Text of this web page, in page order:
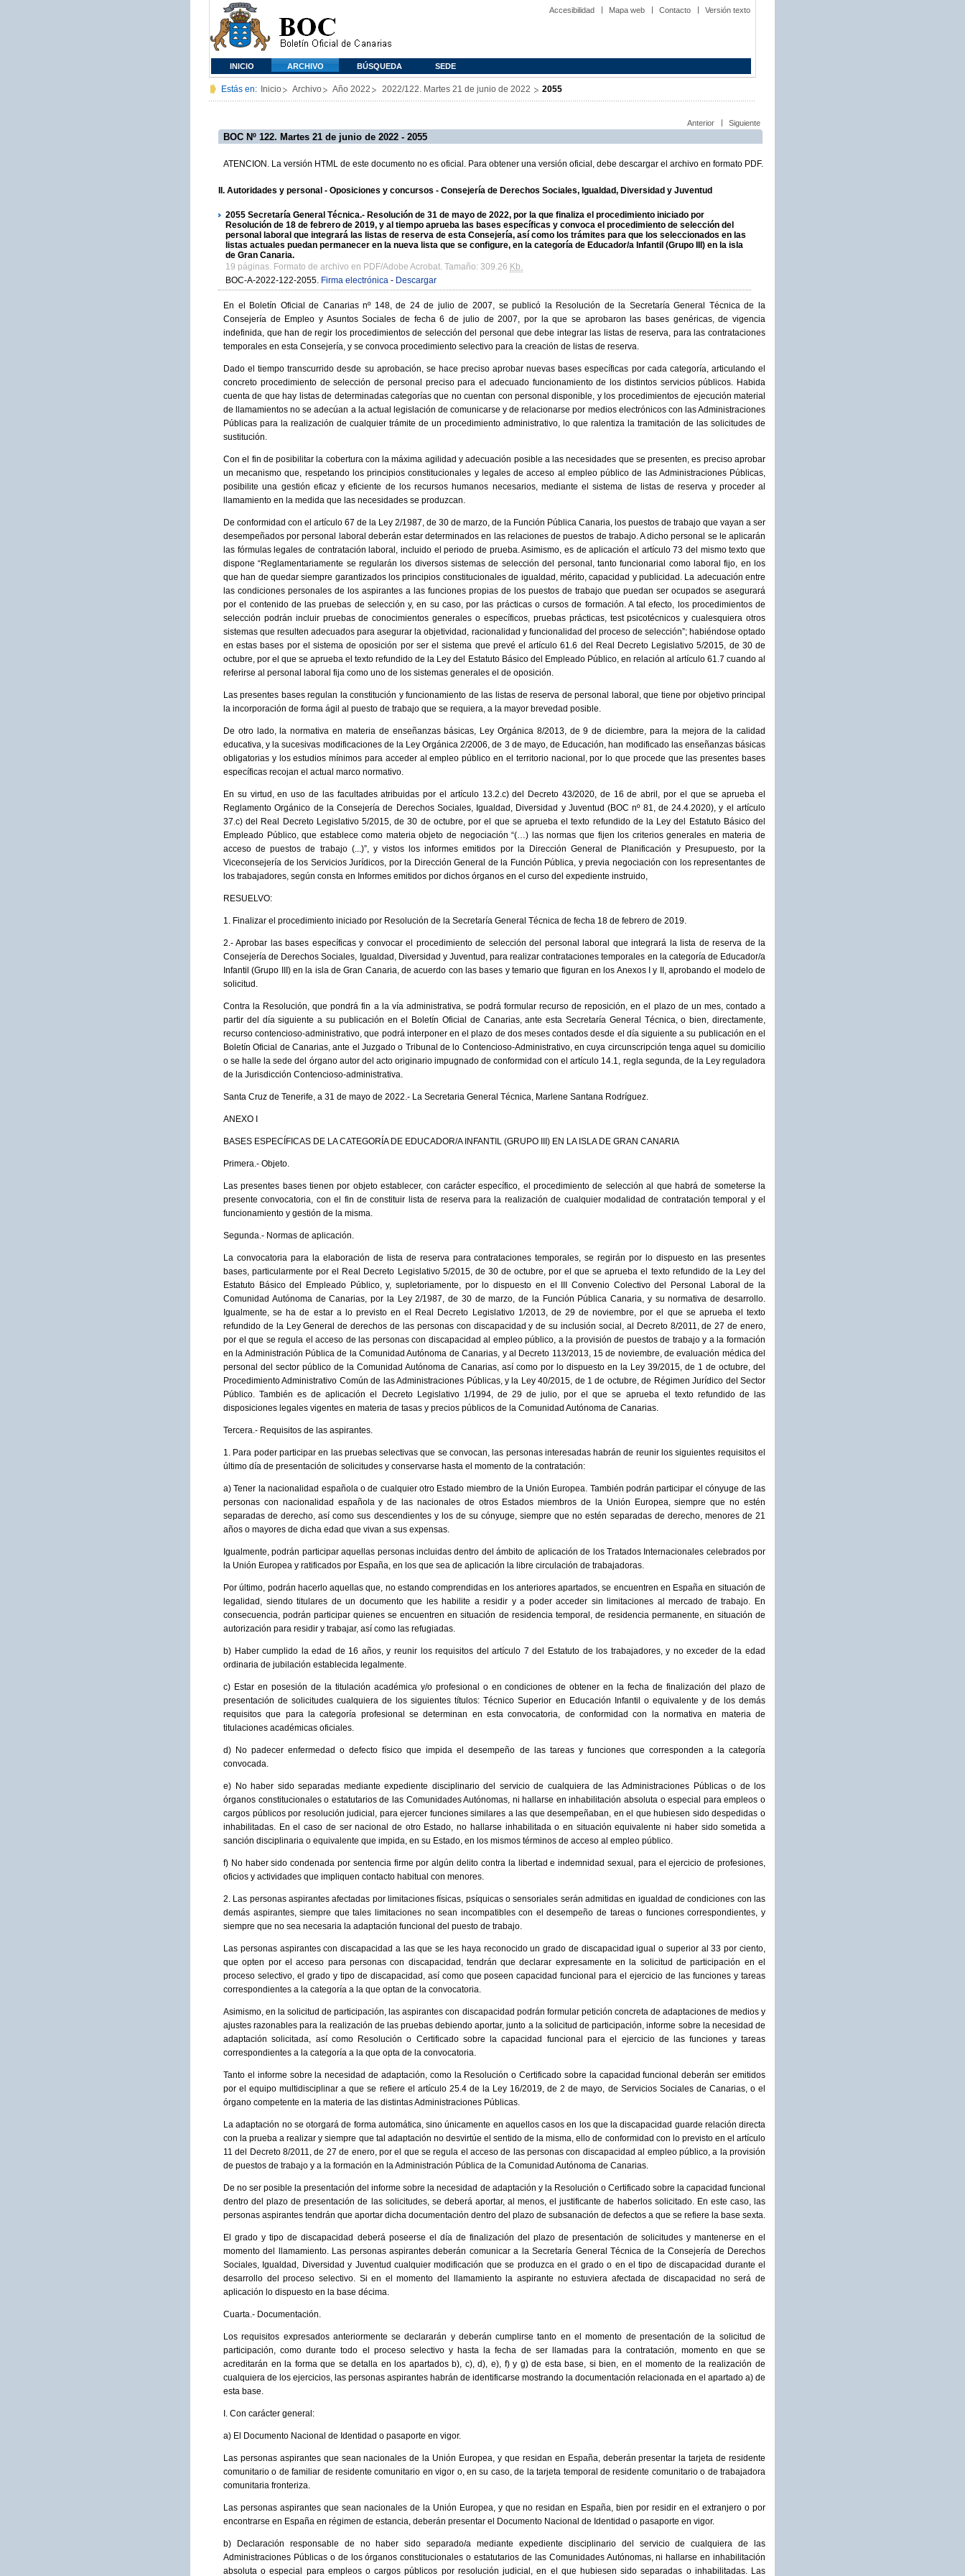
Accesibilidad Mapa web Contacto Versión texto
INICIO ARCHIVO BÚSQUEDA SEDE
Estás en: Inicio Archivo Año 2022 2022/122. Martes 21 de junio de 2022 2055
Anterior Siguiente
BOC Nº 122. Martes 21 de junio de 2022 - 2055
ATENCION. La versión HTML de este documento no es oficial. Para obtener una versión oficial, debe descargar el archivo en formato PDF.
II. Autoridades y personal - Oposiciones y concursos - Consejería de Derechos Sociales, Igualdad, Diversidad y Juventud
2055 Secretaría General Técnica.- Resolución de 31 de mayo de 2022, por la que finaliza el procedimiento iniciado por
Resolución de 18 de febrero de 2019, y al tiempo aprueba las bases específicas y convoca el procedimiento de selección del
personal laboral que integrará las listas de reserva de esta Consejería, así como los trámites para que los seleccionados en las
listas actuales puedan permanecer en la nueva lista que se configure, en la categoría de Educador/a Infantil (Grupo III) en la isla
de Gran Canaria.
19 páginas. Formato de archivo en PDF/Adobe Acrobat. Tamaño: 309.26 Kb.
BOC-A-2022-122-2055. Firma electrónica - Descargar
En el Boletín Oficial de Canarias nº 148, de 24 de julio de 2007, se publicó la Resolución de la Secretaría General Técnica de la
Consejería de Empleo y Asuntos Sociales de fecha 6 de julio de 2007, por la que se aprobaron las bases genéricas, de vigencia
indefinida, que han de regir los procedimientos de selección del personal que debe integrar las listas de reserva, para las contrataciones
temporales en esta Consejería, y se convoca procedimiento selectivo para la creación de listas de reserva.
Dado el tiempo transcurrido desde su aprobación, se hace preciso aprobar nuevas bases específicas por cada categoría, articulando el
concreto procedimiento de selección de personal preciso para el adecuado funcionamiento de los distintos servicios públicos. Habida
cuenta de que hay listas de determinadas categorías que no cuentan con personal disponible, y los procedimientos de ejecución material
de llamamientos no se adecúan a la actual legislación de comunicarse y de relacionarse por medios electrónicos con las Administraciones
Públicas para la realización de cualquier trámite de un procedimiento administrativo, lo que ralentiza la tramitación de las solicitudes de
sustitución.
Con el fin de posibilitar la cobertura con la máxima agilidad y adecuación posible a las necesidades que se presenten, es preciso aprobar
un mecanismo que, respetando los principios constitucionales y legales de acceso al empleo público de las Administraciones Públicas,
posibilite una gestión eficaz y eficiente de los recursos humanos necesarios, mediante el sistema de listas de reserva y proceder al
llamamiento en la medida que las necesidades se produzcan.
De conformidad con el artículo 67 de la Ley 2/1987, de 30 de marzo, de la Función Pública Canaria, los puestos de trabajo que vayan a ser
desempeñados por personal laboral deberán estar determinados en las relaciones de puestos de trabajo. A dicho personal se le aplicarán
las fórmulas legales de contratación laboral, incluido el periodo de prueba. Asimismo, es de aplicación el artículo 73 del mismo texto que
dispone “Reglamentariamente se regularán los diversos sistemas de selección del personal, tanto funcionarial como laboral fijo, en los
que han de quedar siempre garantizados los principios constitucionales de igualdad, mérito, capacidad y publicidad. La adecuación entre
las condiciones personales de los aspirantes a las funciones propias de los puestos de trabajo que puedan ser ocupados se asegurará
por el contenido de las pruebas de selección y, en su caso, por las prácticas o cursos de formación. A tal efecto, los procedimientos de
selección podrán incluir pruebas de conocimientos generales o específicos, pruebas prácticas, test psicotécnicos y cualesquiera otros
sistemas que resulten adecuados para asegurar la objetividad, racionalidad y funcionalidad del proceso de selección”; habiéndose optado
en estas bases por el sistema de oposición por ser el sistema que prevé el artículo 61.6 del Real Decreto Legislativo 5/2015, de 30 de
octubre, por el que se aprueba el texto refundido de la Ley del Estatuto Básico del Empleado Público, en relación al artículo 61.7 cuando al
referirse al personal laboral fija como uno de los sistemas generales el de oposición.
Las presentes bases regulan la constitución y funcionamiento de las listas de reserva de personal laboral, que tiene por objetivo principal
la incorporación de forma ágil al puesto de trabajo que se requiera, a la mayor brevedad posible.
De otro lado, la normativa en materia de enseñanzas básicas, Ley Orgánica 8/2013, de 9 de diciembre, para la mejora de la calidad
educativa, y la sucesivas modificaciones de la Ley Orgánica 2/2006, de 3 de mayo, de Educación, han modificado las enseñanzas básicas
obligatorias y los estudios mínimos para acceder al empleo público en el territorio nacional, por lo que procede que las presentes bases
específicas recojan el actual marco normativo.
En su virtud, en uso de las facultades atribuidas por el artículo 13.2.c) del Decreto 43/2020, de 16 de abril, por el que se aprueba el
Reglamento Orgánico de la Consejería de Derechos Sociales, Igualdad, Diversidad y Juventud (BOC nº 81, de 24.4.2020), y el artículo
37.c) del Real Decreto Legislativo 5/2015, de 30 de octubre, por el que se aprueba el texto refundido de la Ley del Estatuto Básico del
Empleado Público, que establece como materia objeto de negociación “(…) las normas que fijen los criterios generales en materia de
acceso de puestos de trabajo (...)”, y vistos los informes emitidos por la Dirección General de Planificación y Presupuesto, por la
Viceconsejería de los Servicios Jurídicos, por la Dirección General de la Función Pública, y previa negociación con los representantes de
los trabajadores, según consta en Informes emitidos por dichos órganos en el curso del expediente instruido,
RESUELVO:
1. Finalizar el procedimiento iniciado por Resolución de la Secretaría General Técnica de fecha 18 de febrero de 2019.
2.- Aprobar las bases específicas y convocar el procedimiento de selección del personal laboral que integrará la lista de reserva de la
Consejería de Derechos Sociales, Igualdad, Diversidad y Juventud, para realizar contrataciones temporales en la categoría de Educador/a
Infantil (Grupo III) en la isla de Gran Canaria, de acuerdo con las bases y temario que figuran en los Anexos I y II, aprobando el modelo de
solicitud.
Contra la Resolución, que pondrá fin a la vía administrativa, se podrá formular recurso de reposición, en el plazo de un mes, contado a
partir del día siguiente a su publicación en el Boletín Oficial de Canarias, ante esta Secretaría General Técnica, o bien, directamente,
recurso contencioso-administrativo, que podrá interponer en el plazo de dos meses contados desde el día siguiente a su publicación en el
Boletín Oficial de Canarias, ante el Juzgado o Tribunal de lo Contencioso-Administrativo, en cuya circunscripción tenga aquel su domicilio
o se halle la sede del órgano autor del acto originario impugnado de conformidad con el artículo 14.1, regla segunda, de la Ley reguladora
de la Jurisdicción Contencioso-administrativa.
Santa Cruz de Tenerife, a 31 de mayo de 2022.- La Secretaria General Técnica, Marlene Santana Rodríguez.
ANEXO I
BASES ESPECÍFICAS DE LA CATEGORÍA DE EDUCADOR/A INFANTIL (GRUPO III) EN LA ISLA DE GRAN CANARIA
Primera.- Objeto.
Las presentes bases tienen por objeto establecer, con carácter específico, el procedimiento de selección al que habrá de someterse la
presente convocatoria, con el fin de constituir lista de reserva para la realización de cualquier modalidad de contratación temporal y el
funcionamiento y gestión de la misma.
Segunda.- Normas de aplicación.
La convocatoria para la elaboración de lista de reserva para contrataciones temporales, se regirán por lo dispuesto en las presentes
bases, particularmente por el Real Decreto Legislativo 5/2015, de 30 de octubre, por el que se aprueba el texto refundido de la Ley del
Estatuto Básico del Empleado Público, y, supletoriamente, por lo dispuesto en el III Convenio Colectivo del Personal Laboral de la
Comunidad Autónoma de Canarias, por la Ley 2/1987, de 30 de marzo, de la Función Pública Canaria, y su normativa de desarrollo.
Igualmente, se ha de estar a lo previsto en el Real Decreto Legislativo 1/2013, de 29 de noviembre, por el que se aprueba el texto
refundido de la Ley General de derechos de las personas con discapacidad y de su inclusión social, al Decreto 8/2011, de 27 de enero,
por el que se regula el acceso de las personas con discapacidad al empleo público, a la provisión de puestos de trabajo y a la formación
en la Administración Pública de la Comunidad Autónoma de Canarias, y al Decreto 113/2013, 15 de noviembre, de evaluación médica del
personal del sector público de la Comunidad Autónoma de Canarias, así como por lo dispuesto en la Ley 39/2015, de 1 de octubre, del
Procedimiento Administrativo Común de las Administraciones Públicas, y la Ley 40/2015, de 1 de octubre, de Régimen Jurídico del Sector
Público. También es de aplicación el Decreto Legislativo 1/1994, de 29 de julio, por el que se aprueba el texto refundido de las
disposiciones legales vigentes en materia de tasas y precios públicos de la Comunidad Autónoma de Canarias.
Tercera.- Requisitos de las aspirantes.
1. Para poder participar en las pruebas selectivas que se convocan, las personas interesadas habrán de reunir los siguientes requisitos el
último día de presentación de solicitudes y conservarse hasta el momento de la contratación:
a) Tener la nacionalidad española o de cualquier otro Estado miembro de la Unión Europea. También podrán participar el cónyuge de las
personas con nacionalidad española y de las nacionales de otros Estados miembros de la Unión Europea, siempre que no estén
separadas de derecho, así como sus descendientes y los de su cónyuge, siempre que no estén separadas de derecho, menores de 21
años o mayores de dicha edad que vivan a sus expensas.
Igualmente, podrán participar aquellas personas incluidas dentro del ámbito de aplicación de los Tratados Internacionales celebrados por
la Unión Europea y ratificados por España, en los que sea de aplicación la libre circulación de trabajadoras.
Por último, podrán hacerlo aquellas que, no estando comprendidas en los anteriores apartados, se encuentren en España en situación de
legalidad, siendo titulares de un documento que les habilite a residir y a poder acceder sin limitaciones al mercado de trabajo. En
consecuencia, podrán participar quienes se encuentren en situación de residencia temporal, de residencia permanente, en situación de
autorización para residir y trabajar, así como las refugiadas.
b) Haber cumplido la edad de 16 años, y reunir los requisitos del artículo 7 del Estatuto de los trabajadores, y no exceder de la edad
ordinaria de jubilación establecida legalmente.
c) Estar en posesión de la titulación académica y/o profesional o en condiciones de obtener en la fecha de finalización del plazo de
presentación de solicitudes cualquiera de los siguientes títulos: Técnico Superior en Educación Infantil o equivalente y de los demás
requisitos que para la categoría profesional se determinan en esta convocatoria, de conformidad con la normativa en materia de
titulaciones académicas oficiales.
d) No padecer enfermedad o defecto físico que impida el desempeño de las tareas y funciones que corresponden a la categoría
convocada.
e) No haber sido separadas mediante expediente disciplinario del servicio de cualquiera de las Administraciones Públicas o de los
órganos constitucionales o estatutarios de las Comunidades Autónomas, ni hallarse en inhabilitación absoluta o especial para empleos o
cargos públicos por resolución judicial, para ejercer funciones similares a las que desempeñaban, en el que hubiesen sido despedidas o
inhabilitadas. En el caso de ser nacional de otro Estado, no hallarse inhabilitada o en situación equivalente ni haber sido sometida a
sanción disciplinaria o equivalente que impida, en su Estado, en los mismos términos de acceso al empleo público.
f) No haber sido condenada por sentencia firme por algún delito contra la libertad e indemnidad sexual, para el ejercicio de profesiones,
oficios y actividades que impliquen contacto habitual con menores.
2. Las personas aspirantes afectadas por limitaciones físicas, psíquicas o sensoriales serán admitidas en igualdad de condiciones con las
demás aspirantes, siempre que tales limitaciones no sean incompatibles con el desempeño de tareas o funciones correspondientes, y
siempre que no sea necesaria la adaptación funcional del puesto de trabajo.
Las personas aspirantes con discapacidad a las que se les haya reconocido un grado de discapacidad igual o superior al 33 por ciento,
que opten por el acceso para personas con discapacidad, tendrán que declarar expresamente en la solicitud de participación en el
proceso selectivo, el grado y tipo de discapacidad, así como que poseen capacidad funcional para el ejercicio de las funciones y tareas
correspondientes a la categoría a la que optan de la convocatoria.
Asimismo, en la solicitud de participación, las aspirantes con discapacidad podrán formular petición concreta de adaptaciones de medios y
ajustes razonables para la realización de las pruebas debiendo aportar, junto a la solicitud de participación, informe sobre la necesidad de
adaptación solicitada, así como Resolución o Certificado sobre la capacidad funcional para el ejercicio de las funciones y tareas
correspondientes a la categoría a la que opta de la convocatoria.
Tanto el informe sobre la necesidad de adaptación, como la Resolución o Certificado sobre la capacidad funcional deberán ser emitidos
por el equipo multidisciplinar a que se refiere el artículo 25.4 de la Ley 16/2019, de 2 de mayo, de Servicios Sociales de Canarias, o el
órgano competente en la materia de las distintas Administraciones Públicas.
La adaptación no se otorgará de forma automática, sino únicamente en aquellos casos en los que la discapacidad guarde relación directa
con la prueba a realizar y siempre que tal adaptación no desvirtúe el sentido de la misma, ello de conformidad con lo previsto en el artículo
11 del Decreto 8/2011, de 27 de enero, por el que se regula el acceso de las personas con discapacidad al empleo público, a la provisión
de puestos de trabajo y a la formación en la Administración Pública de la Comunidad Autónoma de Canarias.
De no ser posible la presentación del informe sobre la necesidad de adaptación y la Resolución o Certificado sobre la capacidad funcional
dentro del plazo de presentación de las solicitudes, se deberá aportar, al menos, el justificante de haberlos solicitado. En este caso, las
personas aspirantes tendrán que aportar dicha documentación dentro del plazo de subsanación de defectos a que se refiere la base sexta.
El grado y tipo de discapacidad deberá poseerse el día de finalización del plazo de presentación de solicitudes y mantenerse en el
momento del llamamiento. Las personas aspirantes deberán comunicar a la Secretaría General Técnica de la Consejería de Derechos
Sociales, Igualdad, Diversidad y Juventud cualquier modificación que se produzca en el grado o en el tipo de discapacidad durante el
desarrollo del proceso selectivo. Si en el momento del llamamiento la aspirante no estuviera afectada de discapacidad no será de
aplicación lo dispuesto en la base décima.
Cuarta.- Documentación.
Los requisitos expresados anteriormente se declararán y deberán cumplirse tanto en el momento de presentación de la solicitud de
participación, como durante todo el proceso selectivo y hasta la fecha de ser llamadas para la contratación, momento en que se
acreditarán en la forma que se detalla en los apartados b), c), d), e), f) y g) de esta base, si bien, en el momento de la realización de
cualquiera de los ejercicios, las personas aspirantes habrán de identificarse mostrando la documentación relacionada en el apartado a) de
esta base.
I. Con carácter general:
a) El Documento Nacional de Identidad o pasaporte en vigor.
Las personas aspirantes que sean nacionales de la Unión Europea, y que residan en España, deberán presentar la tarjeta de residente
comunitario o de familiar de residente comunitario en vigor o, en su caso, de la tarjeta temporal de residente comunitario o de trabajadora
comunitaria fronteriza.
Las personas aspirantes que sean nacionales de la Unión Europea, y que no residan en España, bien por residir en el extranjero o por
encontrarse en España en régimen de estancia, deberán presentar el Documento Nacional de Identidad o pasaporte en vigor.
b) Declaración responsable de no haber sido separado/a mediante expediente disciplinario del servicio de cualquiera de las
Administraciones Públicas o de los órganos constitucionales o estatutarios de las Comunidades Autónomas, ni hallarse en inhabilitación
absoluta o especial para empleos o cargos públicos por resolución judicial, en el que hubiesen sido separadas o inhabilitadas. Las